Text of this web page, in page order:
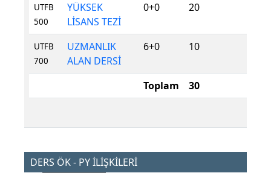
UTFB
500
YÜKSEK
LİSANS TEZİ
0+0 20
UTFB
700
UZMANLIK
ALAN DERSİ
6+0 10
Toplam 30
DERS ÖK - PY İLİŞKİLERİ